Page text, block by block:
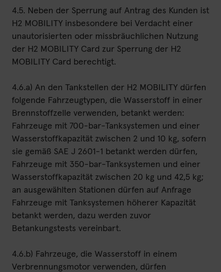
4.5. Neben der Sperrung auf Antrag des Kunden ist
H2 MOBILITY insbesondere bei Verdacht einer
unautorisierten oder missbräuchlichen Nutzung
der H2 MOBILITY Card zur Sperrung der H2
MOBILITY Card berechtigt.
4.6.a) An den Tankstellen der H2 MOBILITY dürfen
folgende Fahrzeugtypen, die Wasserstoff in einer
Brennstoffzelle verwenden, betankt werden:
Fahrzeuge mit 700-bar-Tanksystemen und einer
Wasserstoffkapazität zwischen 2 und 10 kg, sofern
sie gemäß SAE J 2601-1 betankt werden dürfen,
Fahrzeuge mit 350-bar-Tanksystemen und einer
Wasserstoffkapazität zwischen 20 kg und 42,5 kg;
an ausgewählten Stationen dürfen auf Anfrage
Fahrzeuge mit Tanksystemen höherer Kapazität
betankt werden, dazu werden zuvor
Betankungstests vereinbart.
4.6.b) Fahrzeuge, die Wasserstoff in einem
Verbrennungsmotor verwenden, dürfen